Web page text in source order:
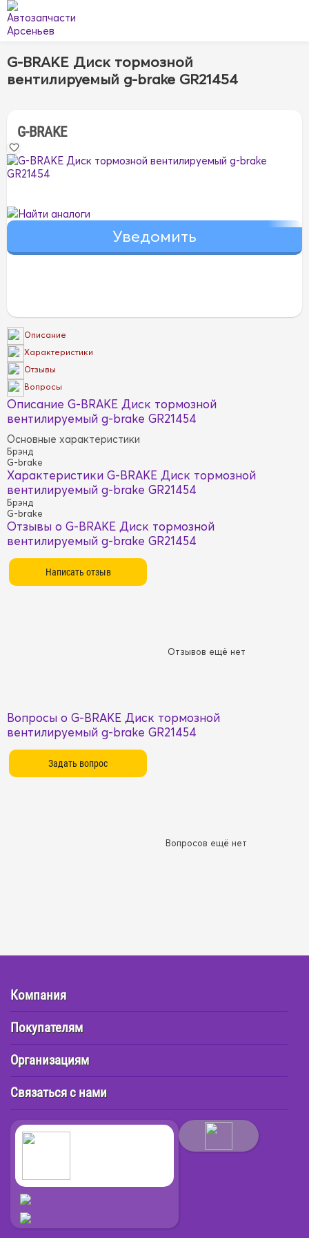
G-BRAKE Диск тормозной
вентилируемый g-brake GR21454
G-BRAKE
Найти аналоги
Описание
Характеристики
Отзывы
Вопросы
Описание G-BRAKE Диск тормозной
вентилируемый g-brake GR21454
Основные характеристики
Брэнд
G-brake
Характеристики G-BRAKE Диск тормозной
вентилируемый g-brake GR21454
Брэнд
G-brake
Отзывы о G-BRAKE Диск тормозной
вентилируемый g-brake GR21454
Отзывов ещё нет
Вопросы о G-BRAKE Диск тормозной
вентилируемый g-brake GR21454
Вопросов ещё нет
Компания
Покупателям
Организациям
Связаться с нами